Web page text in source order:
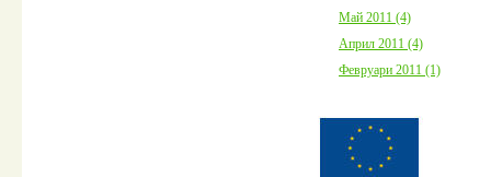
Май 2011 (4)
Април 2011 (4)
Февруари 2011 (1)